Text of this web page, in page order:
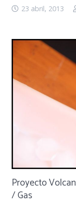
23 abril, 2013
Proyecto
/ Gas